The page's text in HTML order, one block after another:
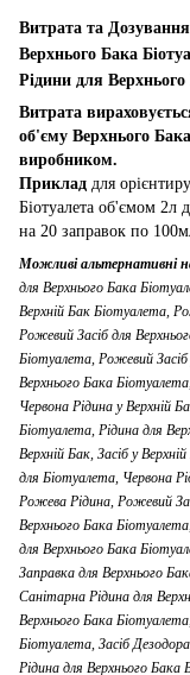
Витрата та
Верхнього Бака
Рідини для Верхнього
Витрата
об'єму Верхнього
виробником.
Приклад для
Біотуалета об'ємом 2л
на 20 заправок по
Можливі альтернативні
для Верхнього Бака
Верхній Бак Біотуалета,
Рожевий Засіб для
Біотуалета, Рожевий
Верхнього Бака
Червона Рідина у Верхній
Біотуалета, Рідина для
Верхній Бак, Засіб у
для Біотуалета, Червона
Рожева Рідина, Рожевий
Верхнього Бака
для Верхнього Бака
Заправка для Верхнього
Санітарна Рідина для
Верхнього Бака
Біотуалета, Засіб
Рідина для Верхнього Бака